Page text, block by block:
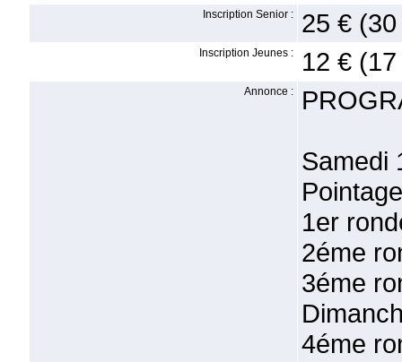
Inscription Senior : 25 €
Inscription Jeunes : 12 €
Annonce :
Samedi
1er
2éme
3éme
4éme